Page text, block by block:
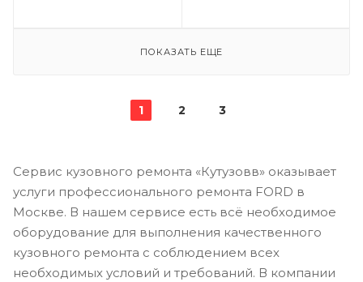
ПОКАЗАТЬ ЕЩЕ
1 2 3
Сервис кузовного ремонта «Кутузовв» оказывает
услуги профессионального ремонта FORD в
Москве. В нашем сервисе есть всё необходимое
оборудование для выполнения качественного
кузовного ремонта с соблюдением всех
необходимых условий и требований. В компании